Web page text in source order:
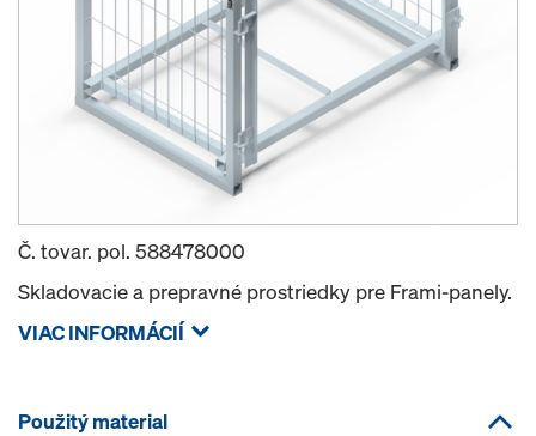
Č. tovar. pol. 588478000
Skladovacie a prepravné prostriedky pre Frami-panely.
VIAC INFORMÁCIÍ
Použitý material